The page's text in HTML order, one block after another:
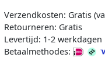
Verzendkosten: Gratis
Retourneren: Gratis
Levertijd: 1-2 werkdagen
Betaalmethodes: